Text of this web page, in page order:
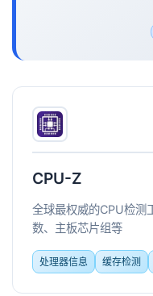
CPU-Z
全球最权威的CPU检测
数、主板芯片组等
处理器信息 缓存检测